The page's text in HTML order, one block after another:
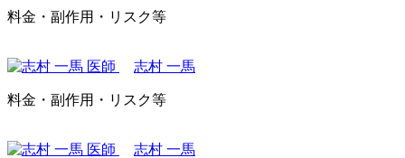
料金・副作用・リスク等
志村 一馬
料金・副作用・リスク等
志村 一馬